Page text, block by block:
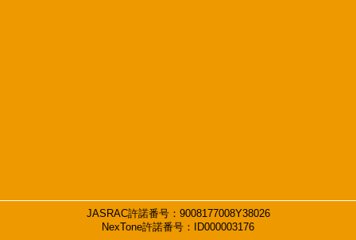
JASRAC許諾番号：9008177008Y38026
NexTone許諾番号：ID000003176